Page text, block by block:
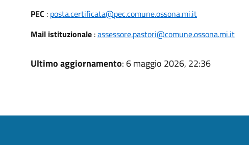
PEC : posta.certificata@pec.comune.ossona.mi.it
Mail istituzionale:assessore.pastori@comune.ossona.mi.it
Ultimo aggiornamento: 6 maggio 2026, 22:36